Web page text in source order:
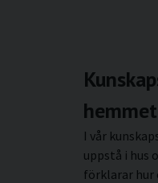
hemmet
I vår
uppstå i hus
förklarar hur